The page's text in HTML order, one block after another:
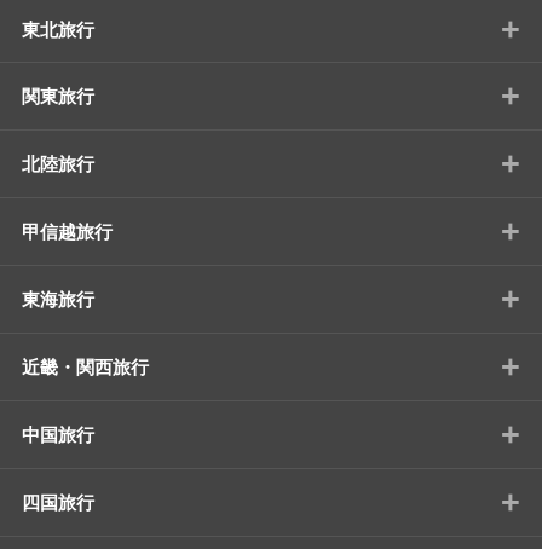
東北旅行 +
関東旅行 +
北陸旅行 +
甲信越旅行 +
東海旅行 +
近畿・関西旅行 +
中国旅行 +
四国旅行 +